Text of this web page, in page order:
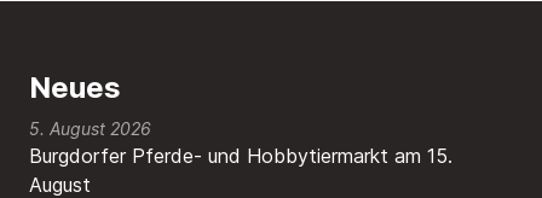
Neues
Burgdorfer Pferde- und Hobbytiermarkt am 15.
August
5. August 2026